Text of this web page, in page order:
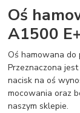
Oś
A1500
Oś hamowana
Przeznaczona jest
nacisk na oś
mocowania oraz
naszym sklepie.